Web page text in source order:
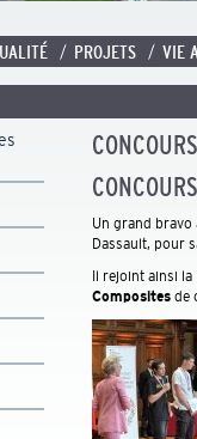
/ PROJETS / VIE
Un grand bravo
Dassault, pour
Il rejoint ainsi
Composites de